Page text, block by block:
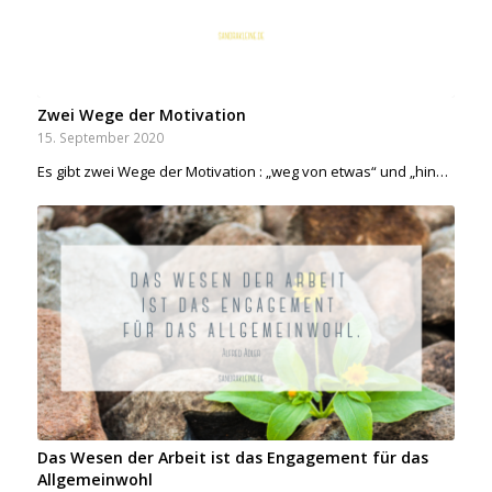
Zwei Wege der Motivation
15. September 2020
Es gibt zwei Wege der Motivation : „weg von etwas“ und „hin…
Das Wesen der Arbeit ist das Engagement für das
Allgemeinwohl